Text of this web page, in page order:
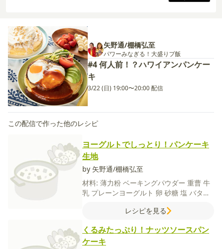
矢野通/棚橋弘至
パワーみなぎる！大盛りプ飯
#4 何人前！？ハワイアンパンケー
キ
3/22 (日) 19:00〜20:00 配信
この配信で作った他のレシピ
ヨーグルトでしっとり！パンケーキ
生地
by 矢野通/棚橋弘至
材料: 薄力粉 ベーキングパウダー 重曹 牛
乳 プレーンヨーグルト 卵 砂糖 塩 バター
レシピを見る
くるみたっぷり！ナッツソースパン
ケーキ